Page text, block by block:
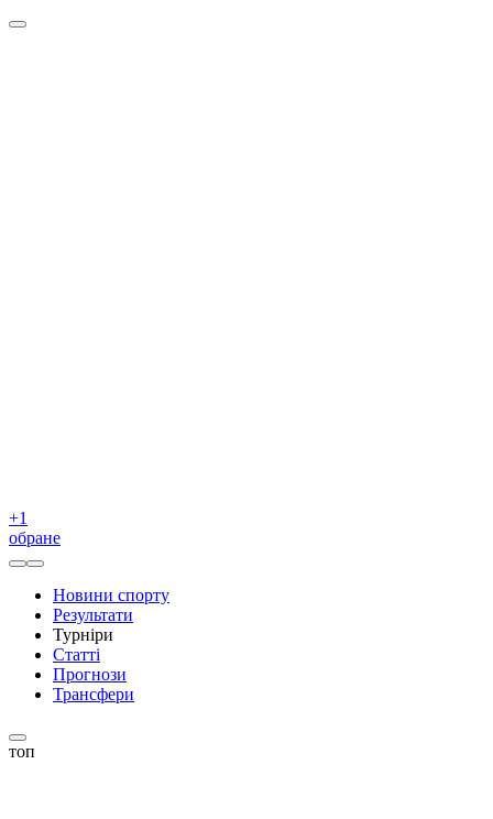
+1
обране
Новини спорту
Результати
Турніри
Статті
Прогнози
Трансфери
топ